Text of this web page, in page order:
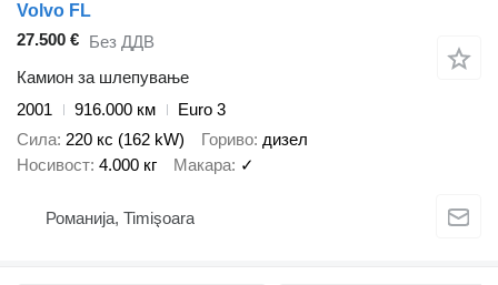
Volvo FL
27.500 € Без ДДВ
Камион за шлепување
2001
916.000 км
Euro 3
Сила 220 кс (162 kW) Гориво дизел
Носивост 4.000 кг Макара ✓
Романија, Timişoara